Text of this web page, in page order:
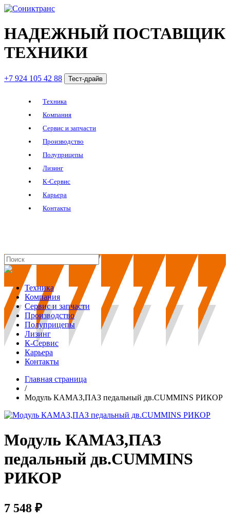
НАДЕЖНЫЙ ПОСТАВЩИК
ТЕХНИКИ
+7 924 105 42 88 Тест-драйв
Техника
Компания
Сервис и запчасти
Производство
Полуприцепы
Лизинг
К-Сервис
Карьера
Контакты
Техника
Компания
Сервис и запчасти
Производство
Полуприцепы
Лизинг
К-Сервис
Карьера
Контакты
Главная страница
/
Модуль КАМАЗ,ПАЗ педальный дв.CUMMINS РИКОР
Модуль КАМАЗ,ПАЗ
педальный дв.CUMMINS
РИКОР
7 548 ₽